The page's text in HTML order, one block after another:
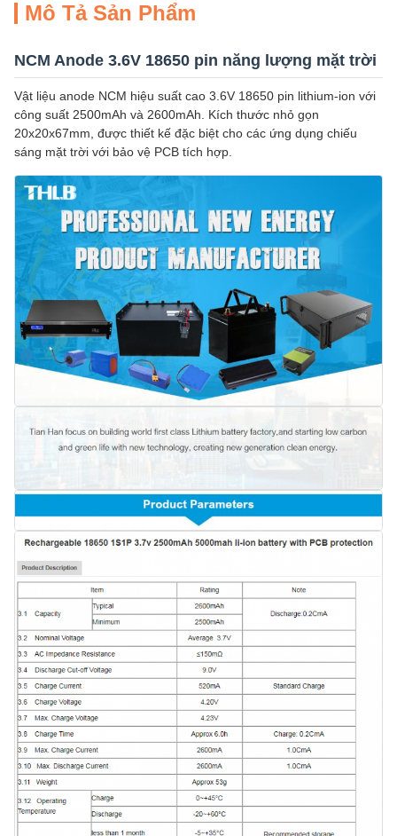
Mô Tả Sản Phẩm
NCM Anode 3.6V 18650 pin năng lượng mặt trời
Vật liệu anode NCM hiệu suất cao 3.6V 18650 pin lithium-ion với
công suất 2500mAh và 2600mAh. Kích thước nhỏ gọn
20x20x67mm, được thiết kế đặc biệt cho các ứng dụng chiếu
sáng mặt trời với bảo vệ PCB tích hợp.